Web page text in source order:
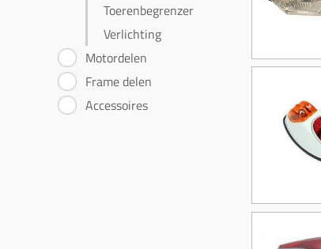
Toerenbegrenzer
Verlichting
Motordelen
Frame delen
Accessoires